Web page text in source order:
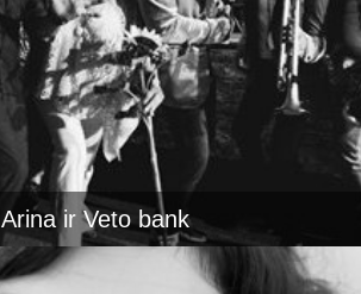
Arina ir Veto bank